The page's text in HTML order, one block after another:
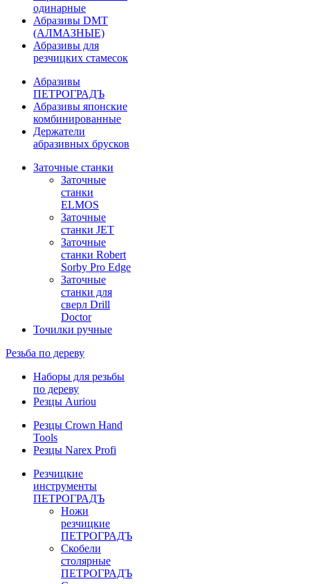
одинарные
Абразивы DMT
(АЛМАЗНЫЕ)
Абразивы для
резчицких стамесок
Абразивы
ПЕТРОГРАДЪ
Абразивы японские
комбинированные
Держатели
абразивных брусков
Заточные станки
Заточные
станки
ELMOS
Заточные
станки JET
Заточные
станки Robert
Sorby Pro Edge
Заточные
станки для
сверл Drill
Doctor
Точилки ручные
Резьба по дереву
Наборы для резьбы
по дереву
Резцы Auriou
Резцы Crown Hand
Tools
Резцы Narex Profi
Резчицкие
инструменты
ПЕТРОГРАДЪ
Ножи
резчицкие
ПЕТРОГРАДЪ
Скобели
столярные
ПЕТРОГРАДЪ